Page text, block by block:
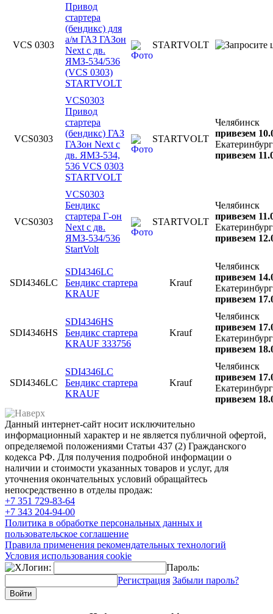
VCS 0303
Привод
стартера
(бендикс) для
а/м ГАЗ ГАЗон
Next с дв.
ЯМЗ-534/536
(VCS 0303)
STARTVOLT
STARTVOLT
VCS0303
VCS0303
Привод
стартера
(бендикс) ГАЗ
ГАЗон Next с
дв. ЯМЗ-534,
536 VCS 0303
STARTVOLT
STARTVOLT
Челябинск
привезем
Екатеринбург
привезем
VCS0303
VCS0303
Бендикс
стартера Г-он
Next с дв.
ЯМЗ-534/536
StartVolt
STARTVOLT
Челябинск
привезем
Екатеринбург
привезем
SDI4346LC
SDI4346LC
Бендикс стартера
KRAUF
Krauf
Челябинск
привезем
Екатеринбург
привезем
SDI4346HS
SDI4346HS
Бендикс стартера
KRAUF 333756
Krauf
Челябинск
привезем
Екатеринбург
привезем
SDI4346LC
SDI4346LC
Бендикс стартера
KRAUF
Krauf
Челябинск
привезем
Екатеринбург
привезем
Данный интернет-сайт носит исключительно
информационный характер и не является публичной офертой,
определяемой положениями Статьи 437 (2) Гражданского
кодекса РФ. Для получения подробной информации о
наличии и стоимости указанных товаров и услуг, для
уточнения окончательных условий обращайтесь
непосредственно в отделы продаж:
+7 351 729-83-64
+7 343 204-94-00
Политика в обработке персональных данных и
пользовательское соглашение
Правила применения рекомендательных технологий
Условия использования cookie
Логин:
Пароль:
Регистрация Забыли пароль?